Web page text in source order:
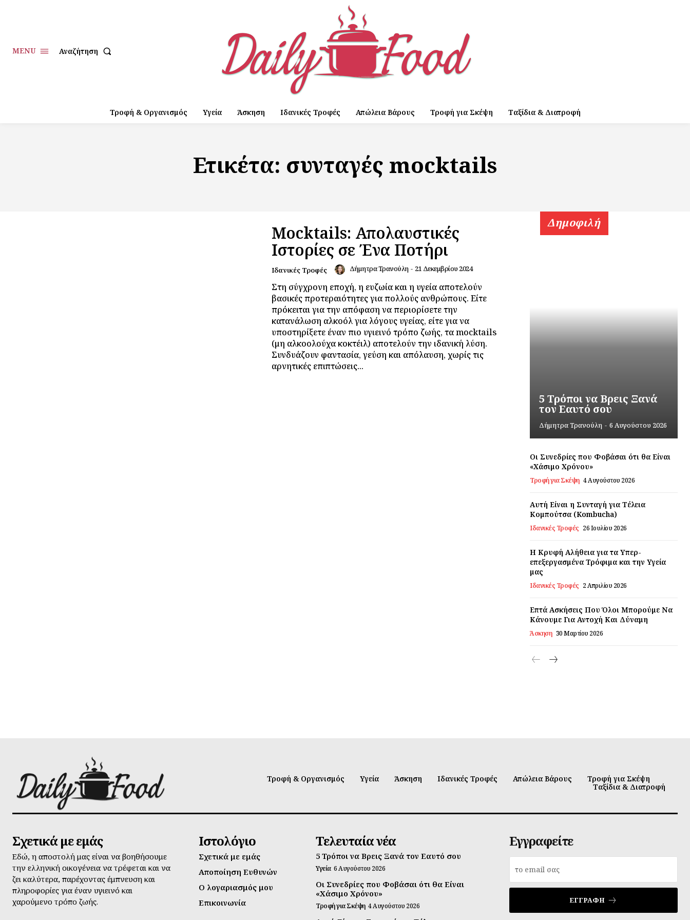
MENU Αναζήτηση
Τροφή & Οργανισμός Υγεία Άσκηση Ιδανικές Τροφές Απώλεια Βάρους Τροφή για Σκέψη Ταξίδια & Διατροφή
Ετικέτα: συνταγές mocktails
Mocktails: Απολαυστικές
Ιστορίες σε Ένα Ποτήρι
Ιδανικές Τροφές Δήμητρα Τρανούλη - 21 Δεκεμβρίου 2024
Στη σύγχρονη εποχή, η ευζωία και η υγεία αποτελούν
βασικές προτεραιότητες για πολλούς ανθρώπους. Είτε
πρόκειται για την απόφαση να περιορίσετε την
κατανάλωση αλκοόλ για λόγους υγείας, είτε για να
υποστηρίξετε έναν πιο υγιεινό τρόπο ζωής, τα mocktails
(μη αλκοολούχα κοκτέιλ) αποτελούν την ιδανική λύση.
Συνδυάζουν φαντασία, γεύση και απόλαυση, χωρίς τις
αρνητικές επιπτώσεις...
Δημοφιλή
5 Τρόποι να Βρεις Ξανά
τον Εαυτό σου
Δήμητρα Τρανούλη - 6 Αυγούστου 2026
Οι Συνεδρίες που Φοβάσαι ότι θα Είναι
«Χάσιμο Χρόνου»
Τροφή για Σκέψη 4 Αυγούστου 2026
Αυτή Είναι η Συνταγή για Τέλεια
Κομπούτσα (Kombucha)
Ιδανικές Τροφές 26 Ιουλίου 2026
Η Κρυφή Αλήθεια για τα Υπερ-
επεξεργασμένα Τρόφιμα και την Υγεία
μας
Ιδανικές Τροφές 2 Απριλίου 2026
Επτά Ασκήσεις Που Όλοι Μπορούμε Να
Κάνουμε Για Αντοχή Και Δύναμη
Άσκηση 30 Μαρτίου 2026
Τροφή & Οργανισμός Υγεία Άσκηση Ιδανικές Τροφές Απώλεια Βάρους
Τροφή για Σκέψη
Ταξίδια & Διατροφή
Σχετικά με εμάς
Εδώ, η αποστολή μας είναι να βοηθήσουμε
την ελληνική οικογένεια να τρέφεται και να
ζει καλύτερα, παρέχοντας έμπνευση και
πληροφορίες για έναν υγιεινό και
χαρούμενο τρόπο ζωής.
Ιστολόγιο
Σχετικά με εμάς
Αποποίηση Ευθυνών
Ο λογαριασμός μου
Επικοινωνία
Τελευταία νέα
5 Τρόποι να Βρεις Ξανά τον Εαυτό σου
Υγεία 6 Αυγούστου 2026
Οι Συνεδρίες που Φοβάσαι ότι θα Είναι
«Χάσιμο Χρόνου»
Τροφή για Σκέψη 4 Αυγούστου 2026
Εγγραφείτε
ΕΓΓΡΑΦΉ